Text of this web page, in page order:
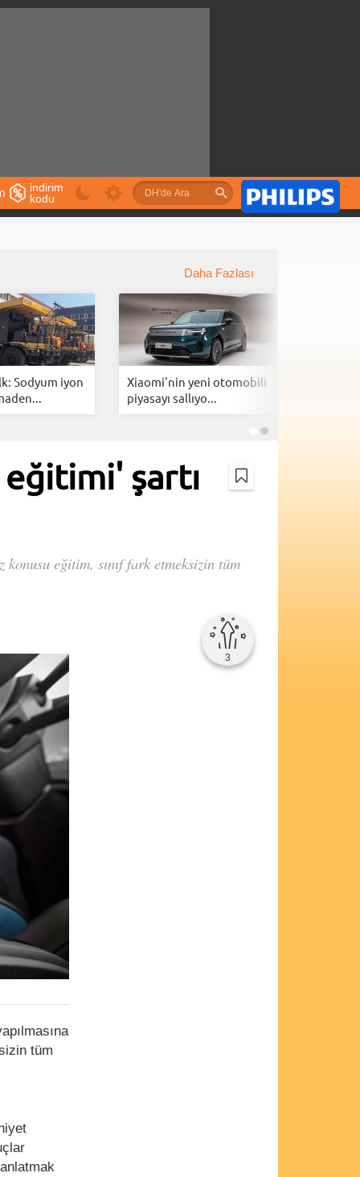
indirim
kodu
Daha Fazlası
Sodyum iyon
Xiaomi'nin yeni otomobili
piyasayı sallıyo...
şartı
eğitim, sınıf fark etmeksizin tüm
3
tüm